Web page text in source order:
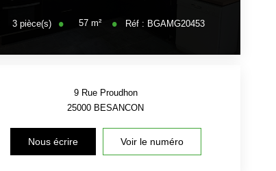
3 pièce(s) 57 m² Réf : BGAMG20453
9 Rue Proudhon
25000 BESANCON
Nous écrire Voir le numéro